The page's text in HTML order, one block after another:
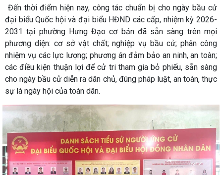
Đến thời điểm hiện nay, công tác chuẩn bị cho ngày bầu cử
đại biểu Quốc hội và đại biểu HĐND các cấp, nhiệm kỳ 2026-
2031 tại phường Hưng Đạo cơ bản đã sẵn sàng trên mọi
phương diện: cơ sở vật chất; nghiệp vụ bầu cử; phân công
nhiệm vụ các lực lượng; phương án đảm bảo an ninh, an toàn;
các điều kiện thuận lợi để cử tri tham gia bỏ phiếu, sẵn sàng
cho ngày bầu cử diễn ra dân chủ, đúng pháp luật, an toàn, thực
sự là ngày hội của toàn dân.